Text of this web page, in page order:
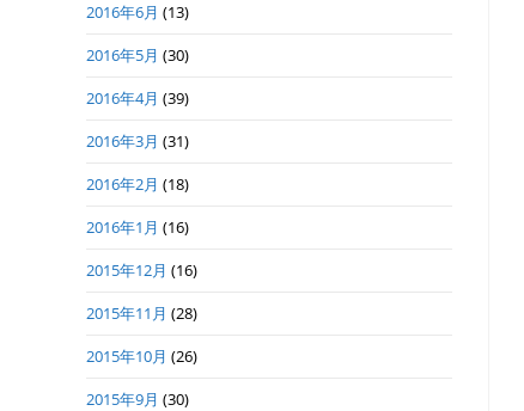
2016年6月 (13)
2016年5月 (30)
2016年4月 (39)
2016年3月 (31)
2016年2月 (18)
2016年1月 (16)
2015年12月 (16)
2015年11月 (28)
2015年10月 (26)
2015年9月 (30)